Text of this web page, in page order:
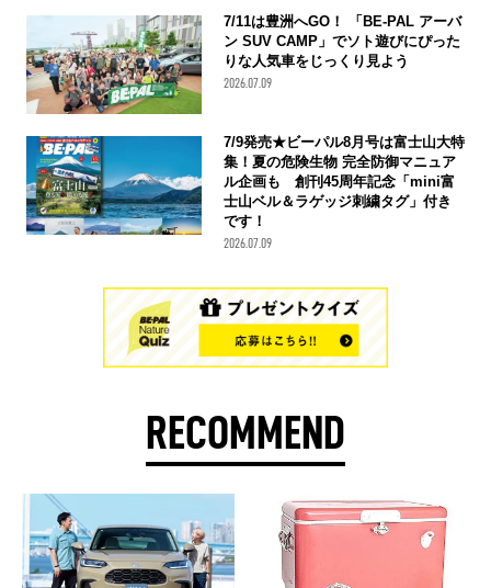
7/11は豊洲へGO！ 「BE-PAL アーバ
ン SUV CAMP」でソト遊びにぴった
りな人気車をじっくり見よう
2026.07.09
7/9発売★ビーパル8月号は富士山大特
集！夏の危険生物 完全防御マニュア
ル企画も 創刊45周年記念「mini富
士山ベル＆ラゲッジ刺繍タグ」付き
です！
2026.07.09
RECOMMEND